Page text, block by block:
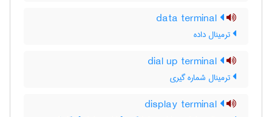
ترمینال داده
ترمینال شماره گیری